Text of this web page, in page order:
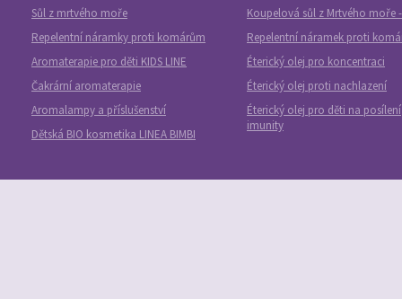
Sůl z mrtvého moře
Repelentní náramky proti komárům
Aromaterapie pro děti KIDS LINE
Čakrární aromaterapie
Aromalampy a příslušenství
Dětská BIO kosmetika LINEA BIMBI
Koupelová sůl z Mrtvého moře
Repelentní náramek proti
Éterický olej pro koncentraci
Éterický olej proti nachlazení
Éterický olej pro děti na posílení
imunity